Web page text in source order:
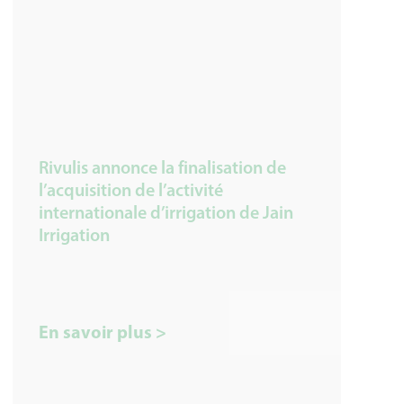
Rivulis annonce la finalisation de
l’acquisition de l’activité
internationale d’irrigation de Jain
Irrigation
En savoir plus >